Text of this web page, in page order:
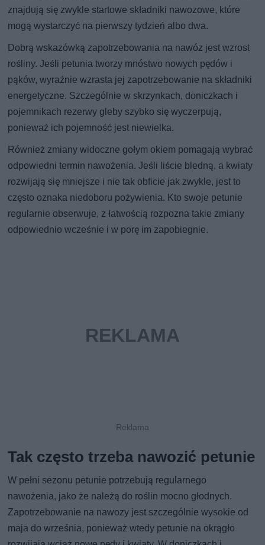
znajdują się zwykle startowe składniki nawozowe, które
mogą wystarczyć na pierwszy tydzień albo dwa.
Dobrą wskazówką zapotrzebowania na nawóz jest wzrost
rośliny. Jeśli petunia tworzy mnóstwo nowych pędów i
pąków, wyraźnie wzrasta jej zapotrzebowanie na składniki
energetyczne. Szczególnie w skrzynkach, doniczkach i
pojemnikach rezerwy gleby szybko się wyczerpują,
ponieważ ich pojemność jest niewielka.
Również zmiany widoczne gołym okiem pomagają wybrać
odpowiedni termin nawożenia. Jeśli liście bledną, a kwiaty
rozwijają się mniejsze i nie tak obficie jak zwykle, jest to
często oznaka niedoboru pożywienia. Kto swoje petunie
regularnie obserwuje, z łatwością rozpozna takie zmiany
odpowiednio wcześnie i w porę im zapobiegnie.
Tak często trzeba nawozić petunie
W pełni sezonu petunie potrzebują regularnego
nawożenia, jako że należą do roślin mocno głodnych.
Zapotrzebowanie na nawozy jest szczególnie wysokie od
maja do września, ponieważ wtedy petunie na okrągło